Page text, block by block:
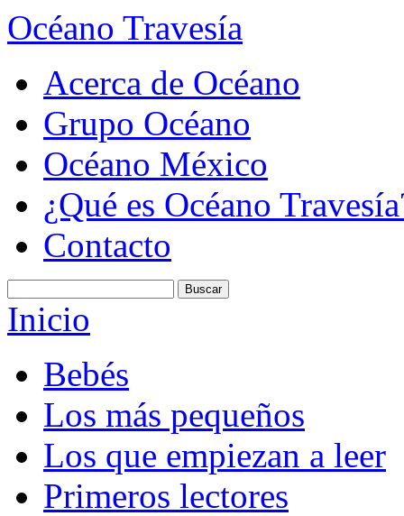
Océano Travesía
Acerca de Océano
Grupo Océano
Océano México
¿Qué es Océano
Contacto
Inicio
Bebés
Los más pequeños
Los que empiezan a leer
Primeros lectores